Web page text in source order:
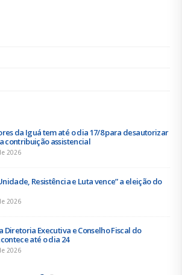
da Iguá tem até o dia 17/8 para desautorizar
contribuição assistencial
2026
Resistência e Luta vence” a eleição do
2026
Diretoria Executiva e Conselho Fiscal do
até o dia 24
2026